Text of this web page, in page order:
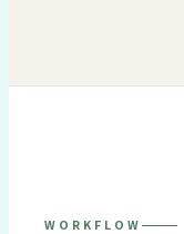
WORKFLOW